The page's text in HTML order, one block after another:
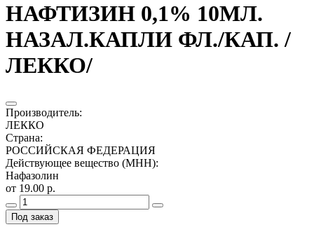
НАФТИЗИН 0,1% 10МЛ.
НАЗАЛ.КАПЛИ ФЛ./КАП. /
ЛЕККО/
Производитель:
ЛЕККО
Страна:
РОССИЙСКАЯ ФЕДЕРАЦИЯ
Действующее вещество (МНН):
Нафазолин
от 19.00 р.
Под заказ